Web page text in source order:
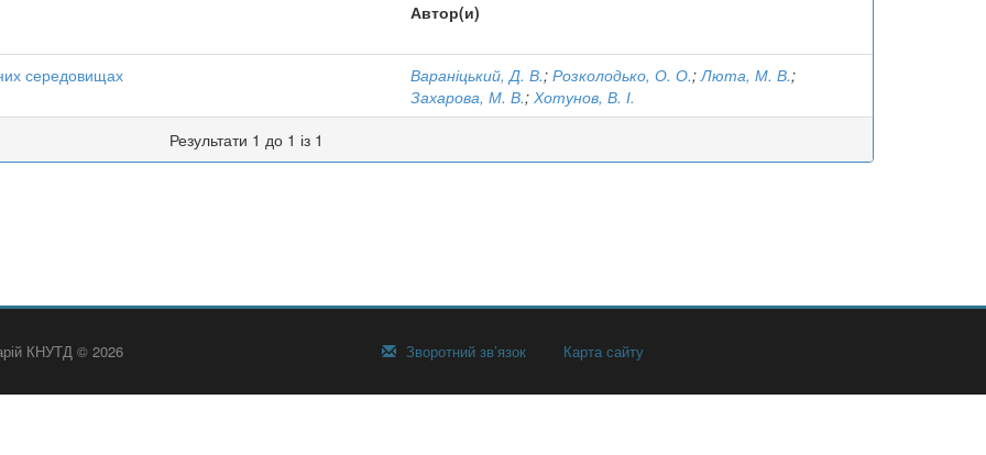
Автор(и)
середовищах Вараніцький, Д. В.; Розколодько, О. О.;Люта, М. В.;
Захарова, М. В.; Хотунов, В. І.
Результати 1 до 1 із 1
КНУТД © 2026 Зворотний зв’язок Карта сайту